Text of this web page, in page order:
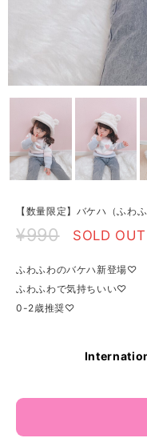
【数量限定】バケハ（ふわ
¥990 SOLD OUT
ふわふわのバケハ新登場♡
ふわふわで気持ちいい♡
0-2歳推奨♡